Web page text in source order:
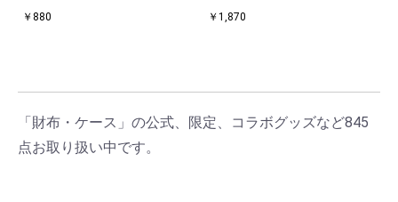
￥880 ￥1,870
「財布・ケース」の公式、限定、コラボグッズなど845
点お取り扱い中です。